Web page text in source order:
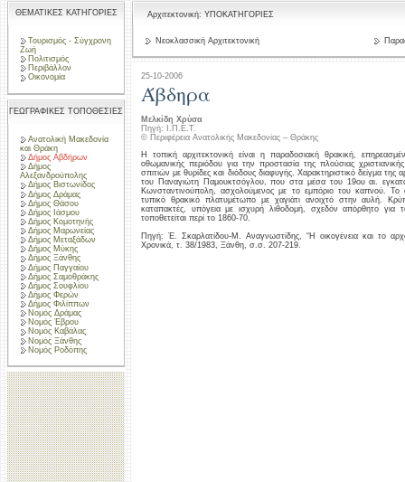
ΘΕΜΑΤΙΚΕΣ ΚΑΤΗΓΟΡΙΕΣ
Τουρισμός - Σύγχρονη
Ζωή
Πολιτισμός
Περιβάλλον
Οικονομία
ΓΕΩΓΡΑΦΙΚΕΣ ΤΟΠΟΘΕΣΙΕΣ
Ανατολική Μακεδονία
και Θράκη
Δήμος Αβδήρων
Δήμος
Αλεξανδρούπολης
Δήμος Βιστωνίδος
Δήμος Δράμας
Δήμος Θάσου
Δήμος Ιάσμου
Δήμος Κομοτηνής
Δήμος Μαρωνείας
Δήμος Μεταξάδων
Δήμος Μύκης
Δήμος Ξάνθης
Δήμος Παγγαίου
Δήμος Σαμοθράκης
Δήμος Σουφλίου
Δήμος Φερών
Δήμος Φιλίππων
Νομός Δράμας
Νομός Έβρου
Νομός Καβάλας
Νομός Ξάνθης
Νομός Ροδόπης
Αρχιτεκτονική: ΥΠΟΚΑΤΗΓΟΡΙΕΣ
Νεοκλασσική Αρχιτεκτονική
25-10-2006
Άβδηρα
Μελκίδη Χρύσα
Πηγή: Ι.Π.Ε.Τ.
© Περιφέρεια Ανατολικής Μακεδονίας – Θράκης
Η τοπική αρχιτεκτονική είναι η παραδοσιακή θρακική,
οθωμανικής περιόδου για την προστασία της πλούσιας
σπιτιών με θυρίδες και διόδους διαφυγής. Χαρακτηριστικό δείγμα της
του Παναγιώτη Παμουκτσόγλου, που στα μέσα του 19ου αι.
Κωνσταντινούπολη, ασχολούμενος με το εμπόριο του καπνού. Το
τυπικό θρακικό πλατυμέτωπο με χαγιάτι ανοιχτό στην αυλή.
καταπακτές, υπόγεια με ισχυρή λιθοδομή, σχεδόν απόρθητο για
τοποθετείται περί το 1860-70.
Πηγή: Έ. Σκαρλατίδου-Μ. Αναγνωστίδης, “Η οικογένεια και το
Χρονικά, τ. 38/1983, Ξάνθη, σ.σ. 207-219.